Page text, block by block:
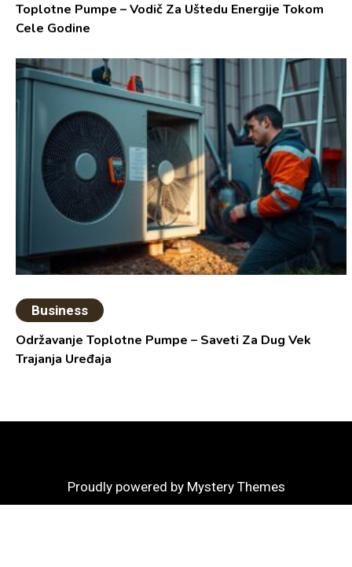
Toplotne Pumpe – Vodič Za Uštedu Energije Tokom
Cele Godine
Business
Održavanje Toplotne Pumpe – Saveti Za Dug Vek
Trajanja Uređaja
Proudly powered by Mystery Themes